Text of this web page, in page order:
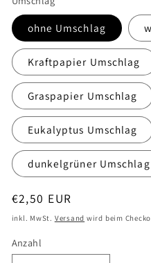
ohne Umschlag
Kraftpapier Umschlag
Graspapier Umschlag
Eukalyptus Umschlag
dunkelgrüner Umschlag
Normaler
Preis
€2,50 EUR
inkl. MwSt. Versand wird beim
Anzahl